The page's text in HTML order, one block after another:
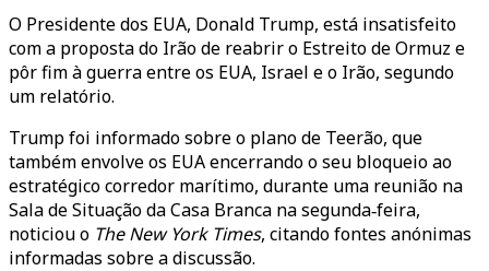
O Presidente dos EUA, Donald Trump, está insatisfeito
com a proposta do Irão de reabrir o Estreito de Ormuz e
pôr fim à guerra entre os EUA, Israel e o Irão, segundo
um relatório.
Trump foi informado sobre o plano de Teerão, que
também envolve os EUA encerrando o seu bloqueio ao
estratégico corredor marítimo, durante uma reunião na
Sala de Situação da Casa Branca na segunda‑feira,
noticiou o The New York Times, citando fontes anónimas
informadas sobre a discussão.